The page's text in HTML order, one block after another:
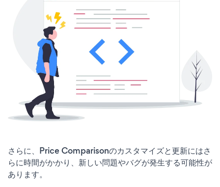
さらに、Price Comparisonのカスタマイズと更新にはさ
らに時間がかかり、新しい問題やバグが発生する可能性が
あります。